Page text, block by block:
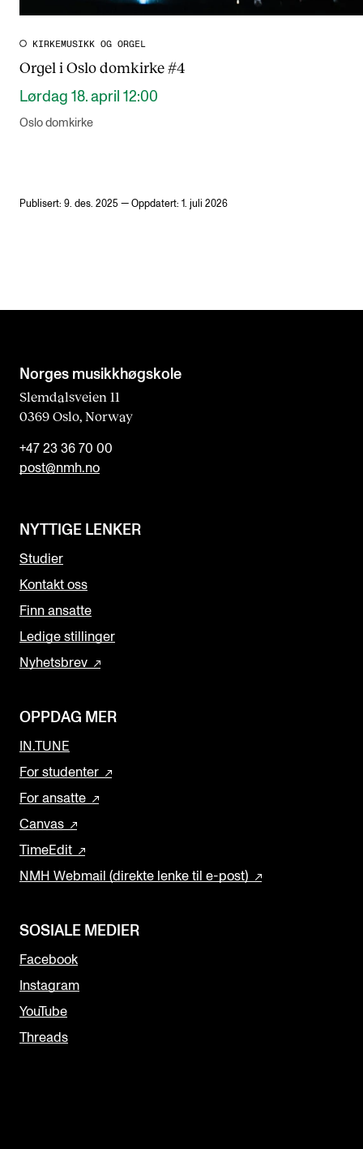
KIRKEMUSIKK OG ORGEL
Orgel i Oslo domkirke #4
Lørdag 18. april 12:00
Oslo domkirke
Publisert: 9. des. 2025 — Oppdatert: 1. juli 2026
Norges musikk­høgskole
Slemdalsveien 11
0369 Oslo, Norway
+47 23 36 70 00
post@nmh.no
NYTTIGE LENKER
Studier
Kontakt oss
Finn ansatte
Ledige stillinger
Nyhetsbrev
OPPDAG MER
IN.TUNE
For studenter
For ansatte
Canvas
TimeEdit
NMH Webmail (direkte lenke til e-post)
SOSIALE MEDIER
Facebook
Instagram
YouTube
Threads